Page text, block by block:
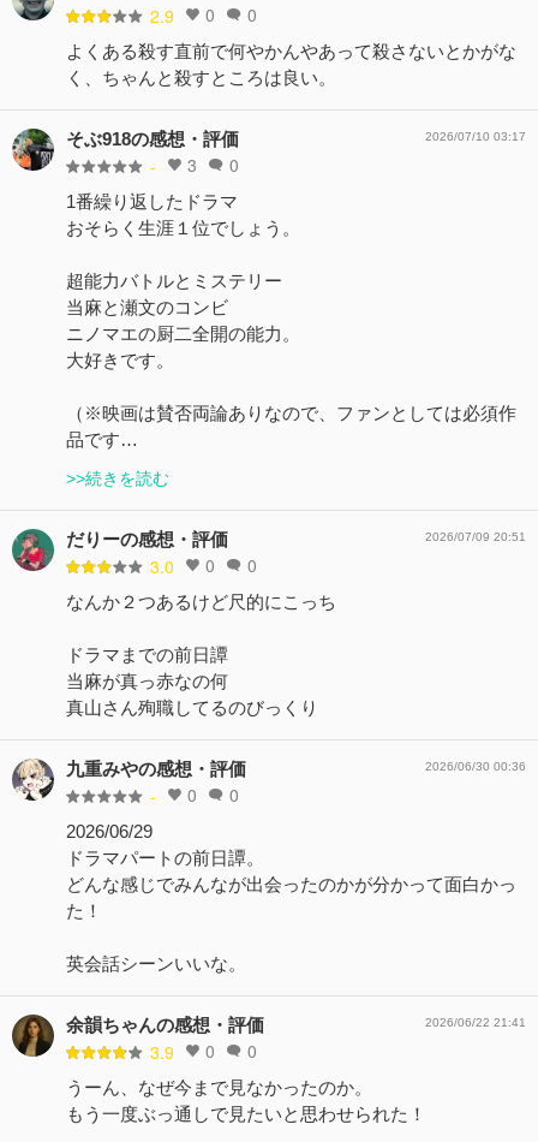
2.9 0 0
よくある殺す直前で何やかんやあって殺さないとかがな
く、ちゃんと殺すところは良い。
そぶ918の感想・評価
- 3 0
2026/07/10 03:17
1番繰り返したドラマ
おそらく生涯１位でしょう。
超能力バトルとミステリー
当麻と瀬文のコンビ
ニノマエの厨二全開の能力。
大好きです。
（※映画は賛否両論ありなので、ファンとしては必須作
品です…
>>続きを読む
だりーの感想・評価
3.0 0 0
2026/07/09 20:51
なんか２つあるけど尺的にこっち
ドラマまでの前日譚
当麻が真っ赤なの何
真山さん殉職してるのびっくり
九重みやの感想・評価
- 0 0
2026/06/30 00:36
2026/06/29
ドラマパートの前日譚。
どんな感じでみんなが出会ったのかが分かって面白かっ
た！
英会話シーンいいな。
余韻ちゃんの感想・評価
3.9 0 0
2026/06/22 21:41
うーん、なぜ今まで見なかったのか。
もう一度ぶっ通しで見たいと思わせられた！